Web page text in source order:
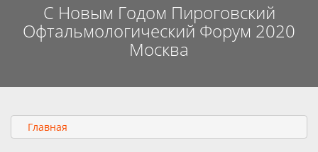
С Новым Годом Пироговский
Офтальмологический Форум 2020
Москва
Главная